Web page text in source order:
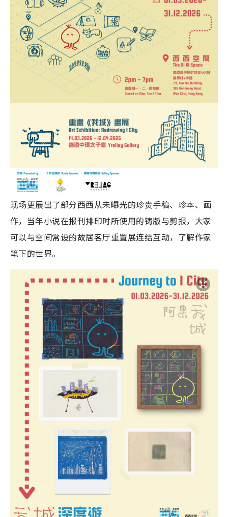
现场更展出了部分西西从未曝光的珍贵手稿、珍本、画
作，当年小说在报刊排印时所使用的铸版与剪报，大家
可以与空间常设的故居客厅重置展连结互动，了解作家
笔下的世界。